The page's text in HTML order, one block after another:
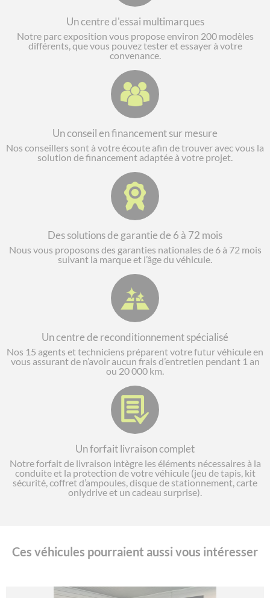
Un centre d'essai multimarques
Notre parc exposition vous propose environ 200 modèles
différents, que vous pouvez tester et essayer à votre
convenance.
Un conseil en financement sur mesure
Nos conseillers sont à votre écoute afin de trouver avec vous la
solution de financement adaptée à votre projet.
Des solutions de garantie de 6 à 72 mois
Nous vous proposons des garanties nationales de 6 à 72 mois
suivant la marque et l’âge du véhicule.
Un centre de reconditionnement spécialisé
Nos 15 agents et techniciens préparent votre futur véhicule en
vous assurant de n’avoir aucun frais d’entretien pendant 1 an
ou 20 000 km.
Un forfait livraison complet
Notre forfait de livraison intègre les éléments nécessaires à la
conduite et la protection de votre véhicule (jeu de tapis, kit
sécurité, coffret d’ampoules, disque de stationnement, carte
onlydrive et un cadeau surprise).
Ces véhicules pourraient aussi vous intéresser